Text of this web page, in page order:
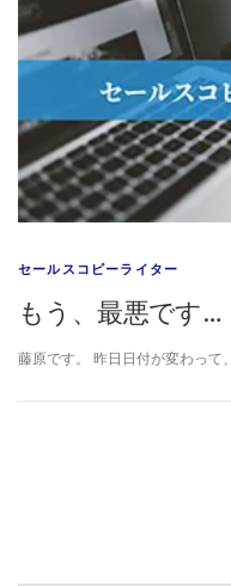
セールスコピーライター
もう、最悪です…
藤原です。 昨日日付が変わっ